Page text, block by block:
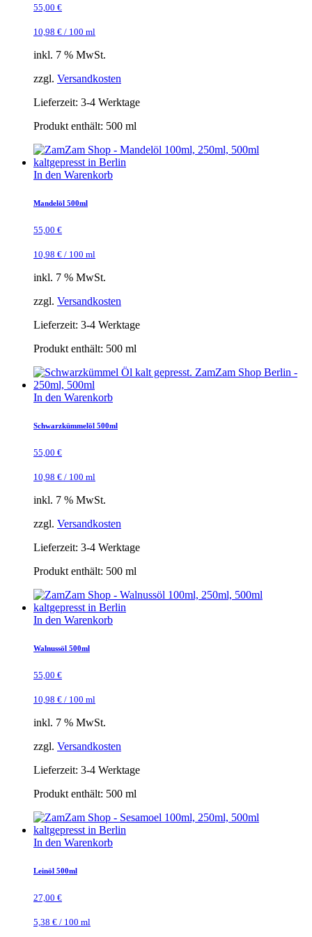
55,00 €
10,98 € / 100 ml
inkl. 7 % MwSt.
zzgl. Versandkosten
Lieferzeit: 3-4 Werktage
Produkt enthält: 500 ml
In den Warenkorb
Mandelöl 500ml
55,00 €
10,98 € / 100 ml
inkl. 7 % MwSt.
zzgl. Versandkosten
Lieferzeit: 3-4 Werktage
Produkt enthält: 500 ml
In den Warenkorb
Schwarzkümmelöl 500ml
55,00 €
10,98 € / 100 ml
inkl. 7 % MwSt.
zzgl. Versandkosten
Lieferzeit: 3-4 Werktage
Produkt enthält: 500 ml
In den Warenkorb
Walnussöl 500ml
55,00 €
10,98 € / 100 ml
inkl. 7 % MwSt.
zzgl. Versandkosten
Lieferzeit: 3-4 Werktage
Produkt enthält: 500 ml
In den Warenkorb
Leinöl 500ml
27,00 €
5,38 € / 100 ml